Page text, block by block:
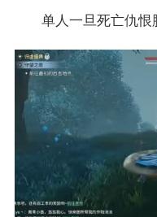
单人一旦死亡仇